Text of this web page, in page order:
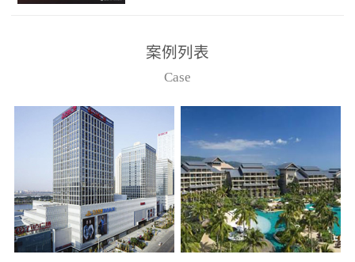
从监控主机上获取，最多
只能接6台，超过的需从现
案例列表
Case